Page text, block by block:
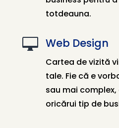
totdeauna.
 Web Design
Cartea de vizită
tale. Fie că e
sau mai
oricărui tip de